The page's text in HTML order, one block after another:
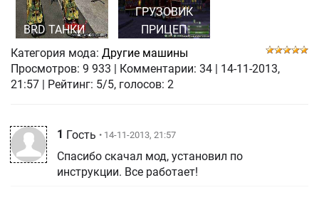
BRD ТАНКИ
ГРУЗОВИК
ПРИЦЕП
Категория мода: Другие машины
Просмотров: 9 933 Комментарии: 34
14-11-2013,
21:57
| Рейтинг: 5/5, голосов: 2
1 Гость • 14-11-2013, 21:57
Спасибо скачал мод, установил по
инструкции. Все работает!